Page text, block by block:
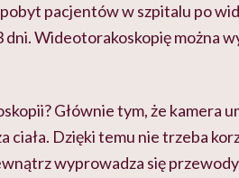
pacjentów w szpitalu po
dni. Wideotorakoskopię można
Głównie tym, że kamera
Dzięki temu nie trzeba
wyprowadza się